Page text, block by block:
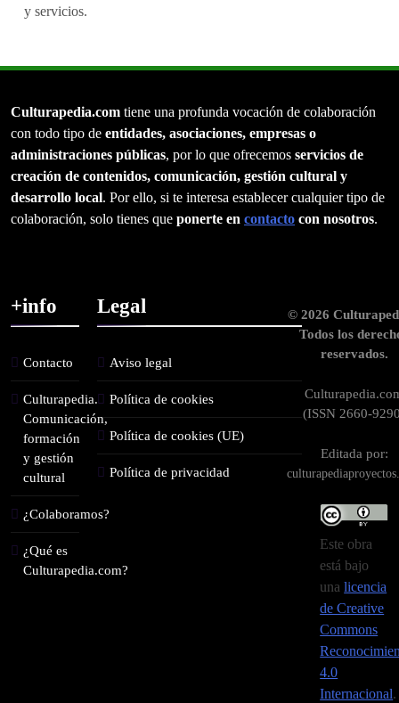
y servicios.
Culturapedia.com tiene una profunda vocación de colaboración
con todo tipo de entidades, asociaciones, empresas o
administraciones públicas, por lo que ofrecemos servicios de
creación de contenidos, comunicación, gestión cultural y
desarrollo local. Por ello, si te interesa establecer cualquier tipo de
colaboración, solo tienes que ponerte en contacto con nosotros.
+info
Contacto
Culturapedia.
Comunicación,
formación
y gestión
cultural
¿Colaboramos?
¿Qué es
Culturapedia.com?
Legal
Aviso legal
Política de cookies
Política de cookies (UE)
Política de privacidad
© 2026
Todos los
reservados.
(ISSN 2660-
Editada por:
Este obra
está bajo
unalicencia
de Creative
Commons
4.0
Internacional.